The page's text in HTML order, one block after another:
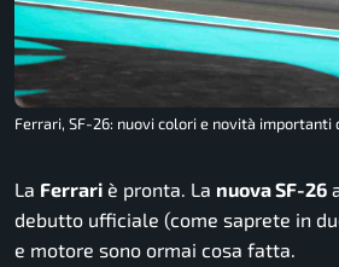
Ferrari, SF-26: nuovi colori e novità
La Ferrari è pronta. La nuova SF-26
debutto ufficiale (come saprete in
e motore sono ormai cosa fatta.